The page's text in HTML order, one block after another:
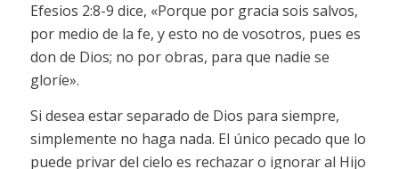
Efesios 2:8-9 dice, «Porque por gracia sois salvos,
por medio de la fe, y esto no de vosotros, pues es
don de Dios; no por obras, para que nadie se
gloríe».
Si desea estar separado de Dios para siempre,
simplemente no haga nada. El único pecado que lo
puede privar del cielo es rechazar o ignorar al Hijo